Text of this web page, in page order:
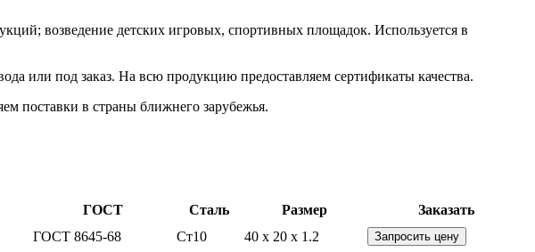
возведение детских игровых, спортивных площадок. Используется в
или под заказ. На всю продукцию предоставляем сертификаты качества.
поставки в страны ближнего зарубежья.
ГОСТ Сталь Размер
Заказать
ГОСТ 8645-68 Ст10 40 x 20 x 1.2 Запросить цену